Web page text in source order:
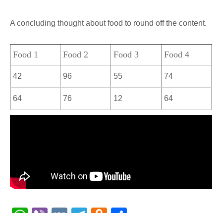
A concluding thought about food to round off the content.
Food 1 Food 2 Food 3 Food 4
42 96 55 74
64 76 12 64